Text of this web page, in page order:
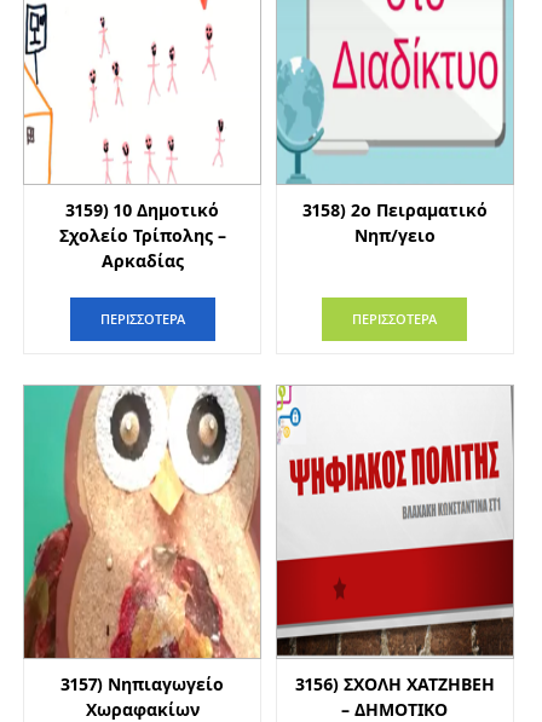
3159) 10 Δημοτικό
Σχολείο Τρίπολης –
Αρκαδίας
ΠΕΡΙΣΣΟΤΕΡΑ
3158) 2ο Πειραματικό
Νηπ/γειο
ΠΕΡΙΣΣΟΤΕΡΑ
3157) Νηπιαγωγείο
Χωραφακίων
3156) ΣΧΟΛΗ ΧΑΤΖΗΒΕΗ
– ΔΗΜΟΤΙΚΟ